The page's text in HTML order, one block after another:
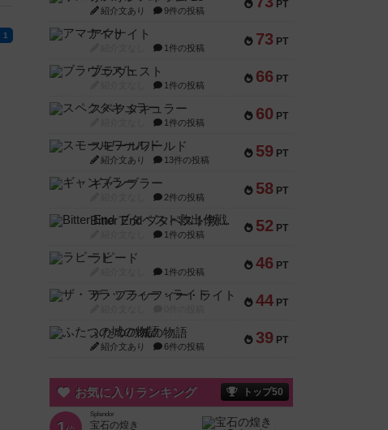
1
PT
紹介文あり 9件の投稿
73 PT
アマナイト
1件の投稿
66 PT
ブラヴェスト
1件の投稿
60 PT
スペクタキュラー
1件の投稿
59 PT
スモールワールド
紹介文あり 13件の投稿
58 PT
ギャンブラー
2件の投稿
52 PT
Bitter End ブタペスト救出作戦
1件の投稿
46 PT
ラピード
1件の投稿
44 PT
ザ・フラッフィー・ライト
39 PT
ふたつの城の物語
紹介文あり 6件の投稿
お気に入りランキング トップ50
Splendor
宝石の煌き